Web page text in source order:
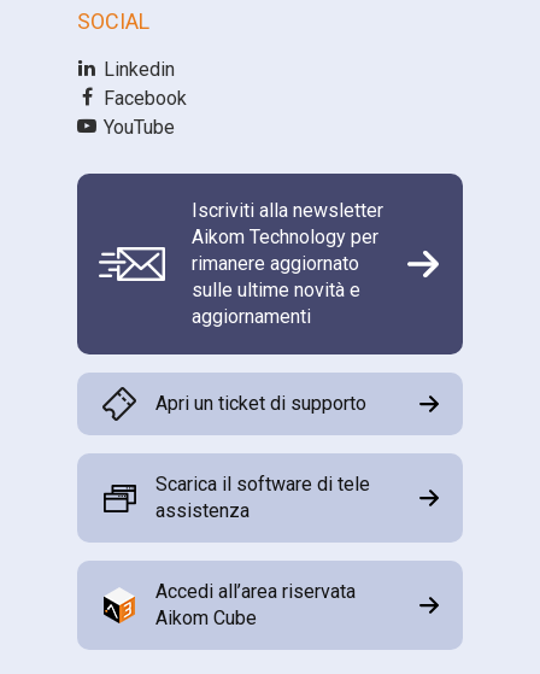
SOCIAL
Linkedin
Facebook
YouTube
Iscriviti alla newsletter
Aikom Technology per
rimanere aggiornato
sulle ultime novità e
aggiornamenti
Apri un ticket di supporto
Scarica il software di tele
assistenza
Accedi all’area riservata
Aikom Cube